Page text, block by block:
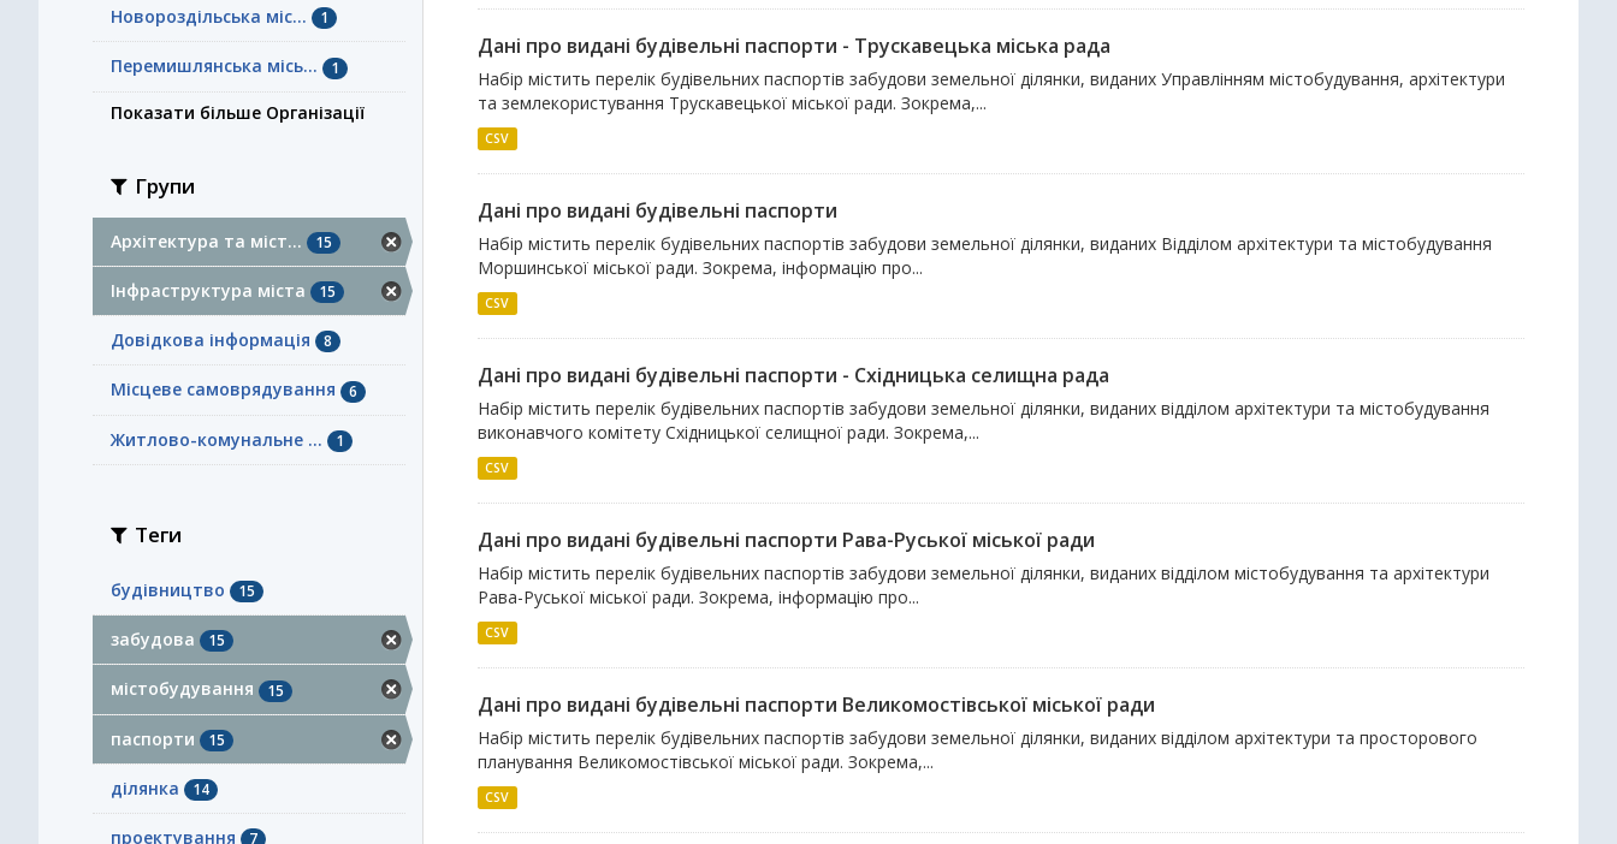
Новороздільська міс... 1
Перемишлянська місь... 1
Показати більше Організації
Групи
Архітектура та міст... 15
Інфраструктура міста 15
Довідкова інформація 8
Місцеве самоврядування 6
Житлово-комунальне ... 1
Теги
будівництво 15
забудова 15
містобудування 15
паспорти 15
ділянка 14
проектування 7
Дані про видані будівельні паспорти - Трускавецька міська рада
Набір містить перелік будівельних паспортів забудови земельної ділянки, виданих Управлінням містобудування, архітектури
та землекористування Трускавецької міської ради. Зокрема,...
CSV
Дані про видані будівельні паспорти
Набір містить перелік будівельних паспортів забудови земельної ділянки, виданих Відділом архітектури та містобудування
Моршинської міської ради. Зокрема, інформацію про...
CSV
Дані про видані будівельні паспорти - Східницька селищна рада
Набір містить перелік будівельних паспортів забудови земельної ділянки, виданих відділом архітектури та містобудування
виконавчого комітету Східницької селищної ради. Зокрема,...
CSV
Дані про видані будівельні паспорти Рава-Руської міської ради
Набір містить перелік будівельних паспортів забудови земельної ділянки, виданих відділом містобудування та архітектури
Рава-Руської міської ради. Зокрема, інформацію про...
CSV
Дані про видані будівельні паспорти Великомостівської міської ради
Набір містить перелік будівельних паспортів забудови земельної ділянки, виданих відділом архітектури та просторового
планування Великомостівської міської ради. Зокрема,...
CSV